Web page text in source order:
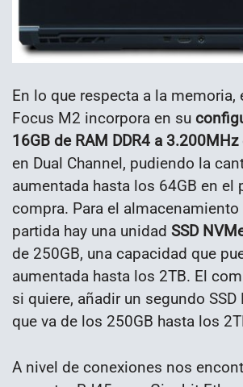
En lo que respecta a la memoria,
Focus M2 incorpora en su
16GB de RAM DDR4 a 3.200MHz
en Dual Channel, pudiendo la
aumentada hasta los 64GB en el
compra. Para el
partida hay una unidad SSD
de 250GB, una capacidad que
aumentada hasta los 2TB. El
si quiere, añadir un segundo
que va de los 250GB hasta los
A nivel de conexiones nos